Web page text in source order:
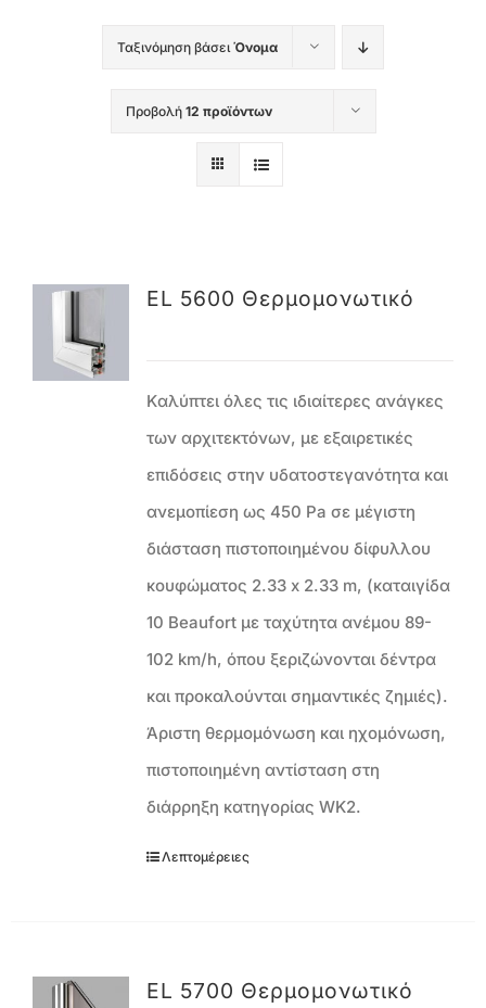
Ταξινόμηση βάσειΌνομα
Προβολή 12 προϊόντων
EL 5600 Θερμομονωτικό
Kαλύπτει όλες τις ιδιαίτερες ανάγκες
των αρχιτεκτόνων, με εξαιρετικές
επιδόσεις στην υδατοστεγανότητα και
ανεμοπίεση ως 450 Pa σε μέγιστη
διάσταση πιστοποιημένου δίφυλλου
κουφώματος 2.33 x 2.33 m, (καταιγίδα
10 Beaufort με ταχύτητα ανέμου 89-
102 km/h, όπου ξεριζώνονται δέντρα
και προκαλούνται σημαντικές ζημιές).
Άριστη θερμομόνωση και ηχομόνωση,
πιστοποιημένη αντίσταση στη
διάρρηξη κατηγορίας WK2.
Λεπτομέρειες
EL 5700 Θερμομονωτικό